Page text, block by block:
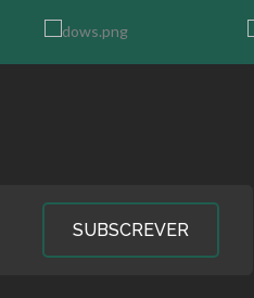
SUBSCREVER